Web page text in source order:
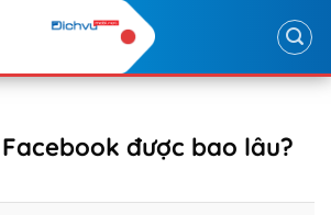
được bao lâu?